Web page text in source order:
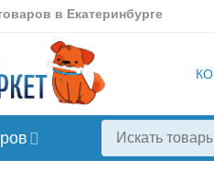
в Екатеринбурге